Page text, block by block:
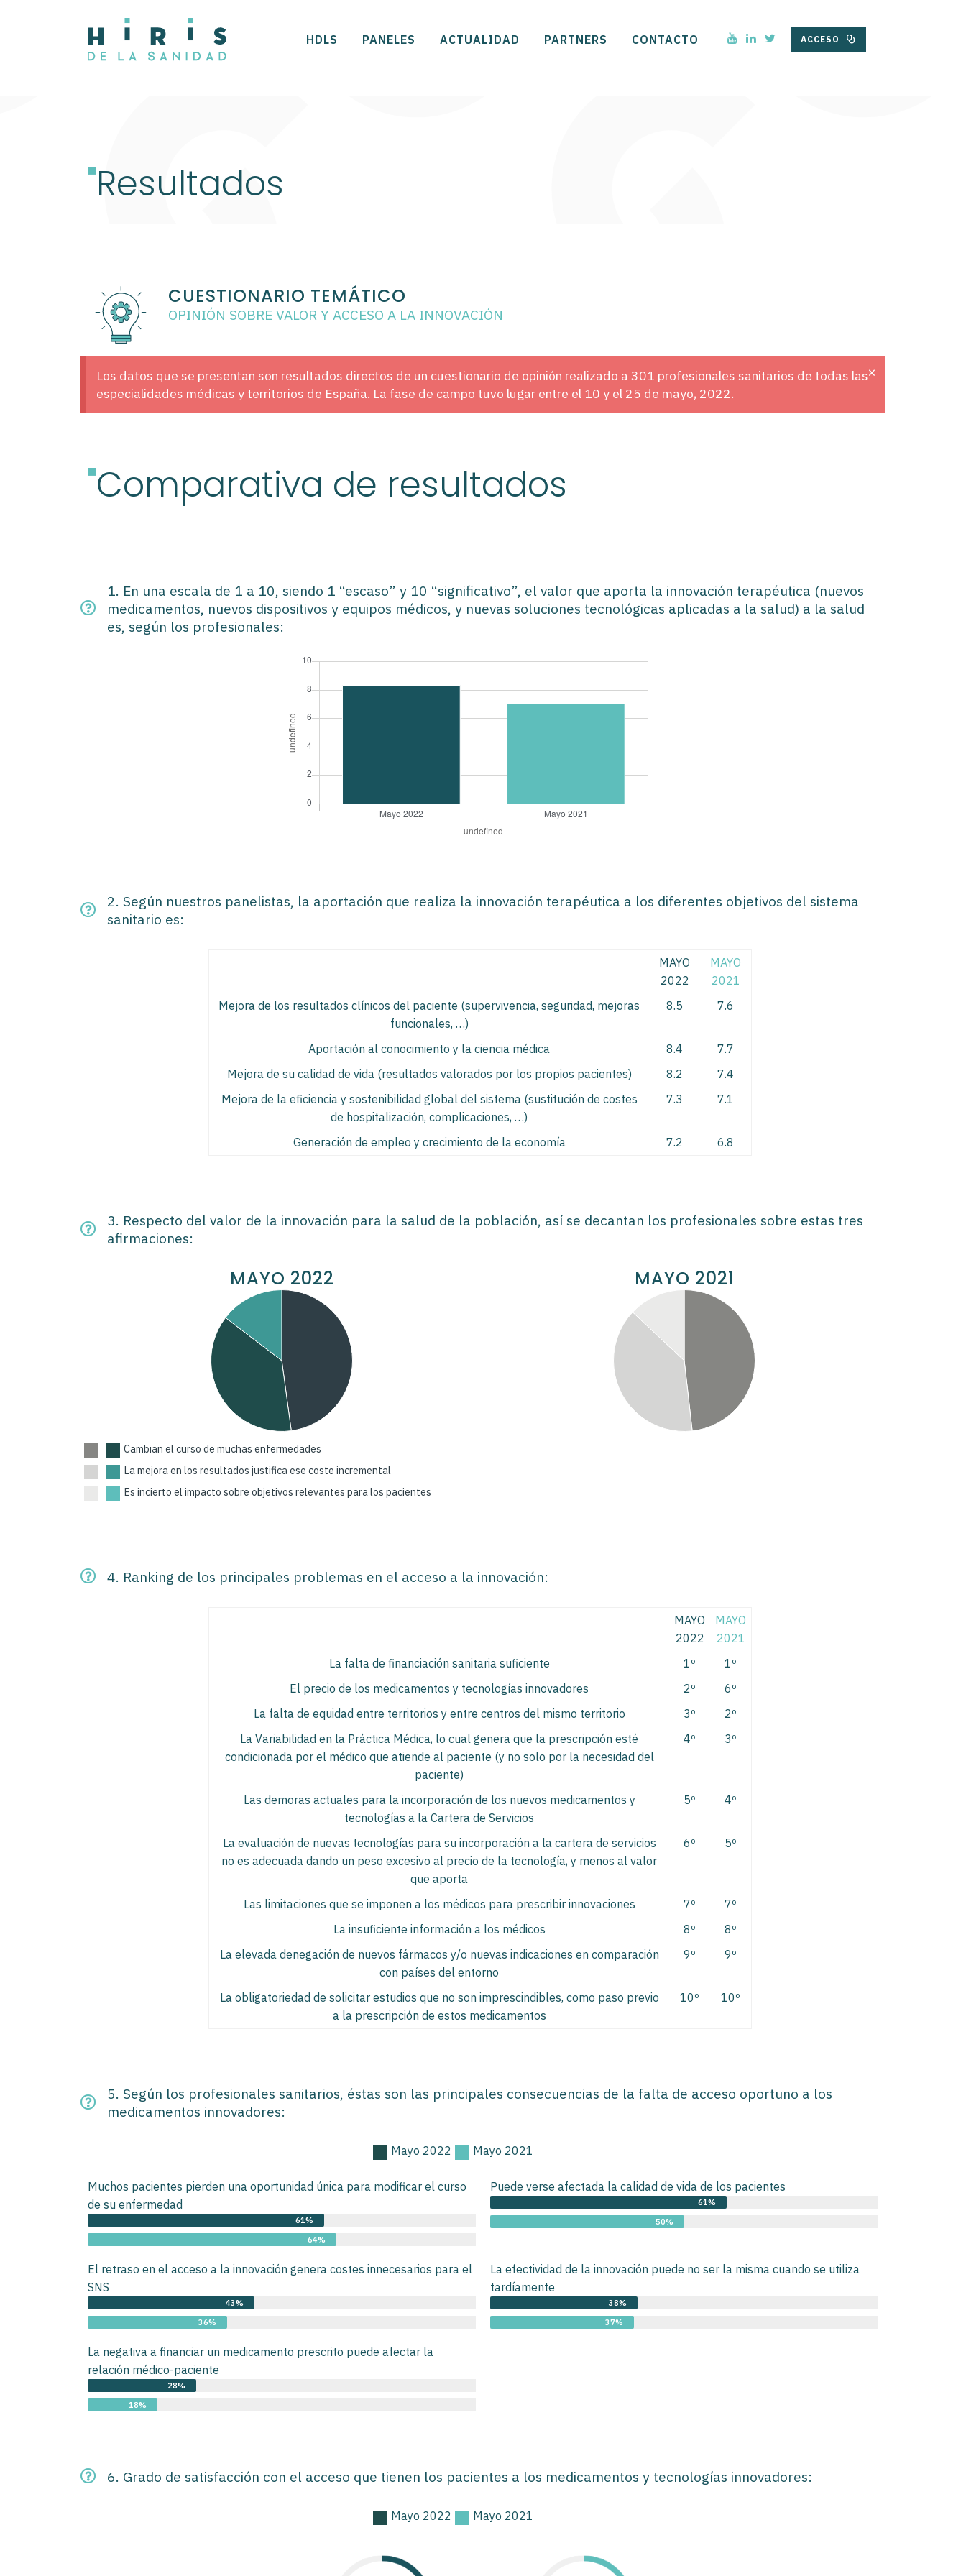
ACCESO
HDLS PANELES ACTUALIDAD PARTNERS CONTACTO
Resultados
CUESTIONARIO TEMÁTICO
OPINIÓN SOBRE VALOR Y ACCESO A LA INNOVACIÓN
Los datos que se presentan son resultados directos de un cuestionario de opinión realizado a 301 profesionales sanitarios de todas las
especialidades médicas y territorios de España. La fase de campo tuvo lugar entre el 10 y el 25 de mayo, 2022.
×
Comparativa de resultados
1. En una escala de 1 a 10, siendo 1 “escaso” y 10 “significativo”, el valor que aporta la innovación terapéutica (nuevos
medicamentos, nuevos dispositivos y equipos médicos, y nuevas soluciones tecnológicas aplicadas a la salud) a la salud
es, según los profesionales:
2. Según nuestros panelistas, la aportación que realiza la innovación terapéutica a los diferentes objetivos del sistema
sanitario es:
MAYO
2022
MAYO
2021
Mejora de los resultados clínicos del paciente (supervivencia, seguridad, mejoras
funcionales, …)
8.5 7.6
Aportación al conocimiento y la ciencia médica 8.4
7.7
Mejora de su calidad de vida (resultados valorados por los propios pacientes)
8.2
7.4
Mejora de la eficiencia y sostenibilidad global del sistema (sustitución de costes
de hospitalización, complicaciones, …)
7.3 7.1
Generación de empleo y crecimiento de la economía 7.2 6.8
3. Respecto del valor de la innovación para la salud de la población, así se decantan los profesionales sobre estas tres
afirmaciones:
MAYO 2022 MAYO 2021
Cambian el curso de muchas enfermedades
La mejora en los resultados justifica ese coste incremental
Es incierto el impacto sobre objetivos relevantes para los pacientes
4. Ranking de los principales problemas en el acceso a la innovación:
MAYO
2022
MAYO
2021
La falta de financiación sanitaria suficiente
1º
1º
El precio de los medicamentos y tecnologías innovadores
2º
6º
La falta de equidad entre territorios y entre centros del mismo territorio
3º
2º
La Variabilidad en la Práctica Médica, lo cual genera que la prescripción esté
condicionada por el médico que atiende al paciente (y no solo por la necesidad del
paciente)
4º 3º
Las demoras actuales para la incorporación de los nuevos medicamentos y
tecnologías a la Cartera de Servicios
5º 4º
La evaluación de nuevas tecnologías para su incorporación a la cartera de servicios
no es adecuada dando un peso excesivo al precio de la tecnología, y menos al valor
que aporta
6º 5º
Las limitaciones que se imponen a los médicos para prescribir innovaciones 7º
7º
La insuficiente información a los médicos
8º
8º
La elevada denegación de nuevos fármacos y/o nuevas indicaciones en comparación
con países del entorno
9º 9º
La obligatoriedad de solicitar estudios que no son imprescindibles, como paso previo
a la prescripción de estos medicamentos
10º 10º
5. Según los profesionales sanitarios, éstas son las principales consecuencias de la falta de acceso oportuno a los
medicamentos innovadores:
Mayo 2022 Mayo 2021
Muchos pacientes pierden una oportunidad única para modificar el curso
de su enfermedad
61%
64%
Puede verse afectada la calidad de vida de los pacientes
61%
50%
El retraso en el acceso a la innovación genera costes innecesarios para el
SNS
43%
36%
La efectividad de la innovación puede no ser la misma cuando se utiliza
tardíamente
38%
37%
La negativa a financiar un medicamento prescrito puede afectar la
relación médico-paciente
28%
18%
6. Grado de satisfacción con el acceso que tienen los pacientes a los medicamentos y tecnologías innovadores:
Mayo 2022 Mayo 2021